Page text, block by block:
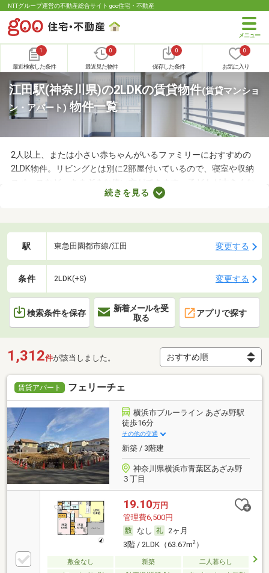
NTTグループ運営の不動産総合サイト goo住宅・不動産
1
最近検索した条件
0
最近見た物件
0
保存した条件
0
お気に入り
江田駅(神奈川県)の2LDKの賃貸物件(賃貸マンショ
ン・アパート) 物件一覧
2人以上、または小さい赤ちゃんがいるファミリーにおすすめの
2LDK物件。リビングとは別に2部屋付いているので、寝室や収納
スペースなど、さまざまな使い方ができます。子どもが大きくな
れば子ども部屋にもできるので、長く住めることも魅力です。こ
チェックして、希望にぴったりな物件を見つけましょう。
続きを見る
駅 東急田園都市線/江田 変更する
条件 2LDK(+S) 変更する
検索条件を保存
新着メールを受
取る
アプリで探す
1,312件が該当しました。
賃貸アパート フェリーチェ
横浜市ブルーライン あざみ野駅
徒歩16分
その他の交通
新築 / 3階建
神奈川県横浜市青葉区あざみ野
３丁目
19.10万円
管理費6,500円
なし
2ヶ月
3階 / 2LDK（63.67m2）
敷金なし 新築
二人暮らし